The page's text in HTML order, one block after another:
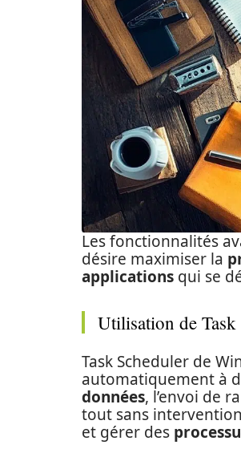
Les fonctionnalités
désire maximiser la
applications qui se
Utilisation de
Task Scheduler de
automatiquement à
données, l’envoi de
tout sans
et gérer des